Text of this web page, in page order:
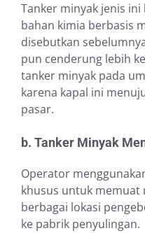
Tanker minyak jenis
bahan kimia berbasis
disebutkan
pun cenderung lebih
tanker minyak pada
karena kapal ini
pasar.
b. Tanker Minyak
Operator
khusus untuk memuat
berbagai lokasi
ke pabrik penyulingan.